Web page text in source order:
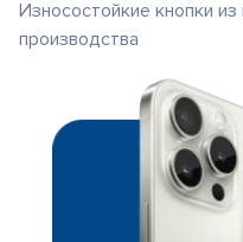
Износостойкие кнопки
производства